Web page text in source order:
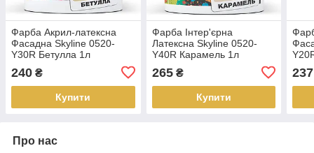
Фарба Акрил-латексна
Фасадна Skyline 0520-
Y30R Бетулла 1л
240 ₴
Купити
Фарба Інтер'єрна
Латексна Skyline 0520-
Y40R Карамель 1л
265₴
Купити
237
Про нас